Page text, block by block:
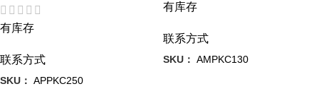
有库存
联系方式
SKU： APPKC250
有库存
联系方式
SKU： AMPKC130